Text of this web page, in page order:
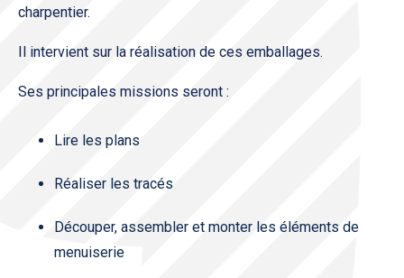
charpentier.
Il intervient sur la réalisation de ces emballages.
Ses principales missions seront :
Lire les plans
Réaliser les tracés
Découper, assembler et monter les éléments de
menuiserie